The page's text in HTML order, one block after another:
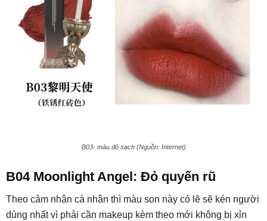
B03- màu đỏ sạch (Nguồn: Internet)
B04 Moonlight Angel: Đỏ quyến rũ
Theo cảm nhận cá nhân thì màu son này có lẽ sẽ kén người
dùng nhất vì phải cần makeup kèm theo mới không bị xỉn